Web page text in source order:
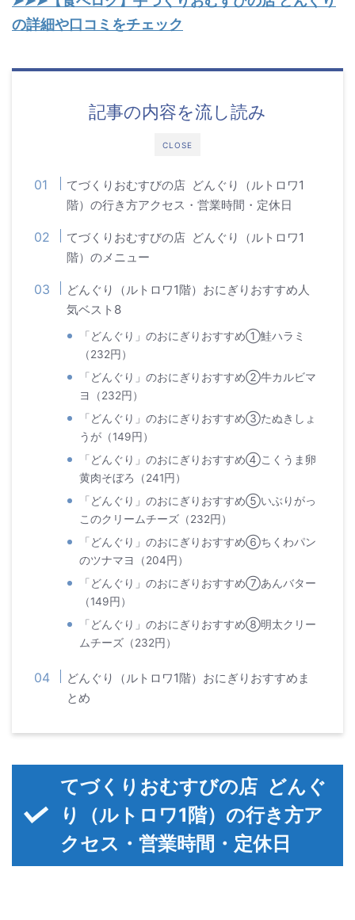
の詳細や口コミをチェック
CLOSE
記事の内容を流し読み
てづくりおむすびの店 どんぐり（ルトロワ1
階）の行き方アクセス・営業時間・定休日
てづくりおむすびの店 どんぐり（ルトロワ1
階）のメニュー
どんぐり（ルトロワ1階）おにぎりおすすめ人
気ベスト8
「どんぐり」のおにぎりおすすめ①鮭ハラミ
（232円）
「どんぐり」のおにぎりおすすめ②牛カルビマ
ヨ（232円）
「どんぐり」のおにぎりおすすめ③たぬきしょ
うが（149円）
「どんぐり」のおにぎりおすすめ④こくうま卵
黄肉そぼろ（241円）
「どんぐり」のおにぎりおすすめ⑤いぶりがっ
このクリームチーズ（232円）
「どんぐり」のおにぎりおすすめ⑥ちくわパン
のツナマヨ（204円）
「どんぐり」のおにぎりおすすめ⑦あんバター
（149円）
「どんぐり」のおにぎりおすすめ⑧明太クリー
ムチーズ（232円）
どんぐり（ルトロワ1階）おにぎりおすすめま
とめ
てづくりおむすびの店 どんぐ
り（ルトロワ1階）の行き方ア
クセス・営業時間・定休日